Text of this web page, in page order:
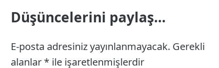
Düşüncelerini paylaş...
E-posta adresiniz yayınlanmayacak. Gerekli
alanlar * ile işaretlenmişlerdir